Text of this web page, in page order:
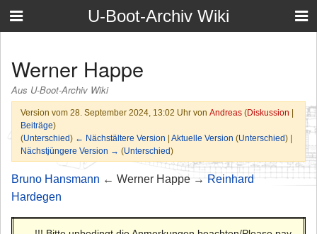
U-Boot-Archiv Wiki
Werner Happe
Aus U-Boot-Archiv Wiki
Version vom 28. September 2024, 13:02 Uhr von Andreas (Diskussion |
Beiträge)
(Unterschied) ← Nächstältere Version | Aktuelle Version (Unterschied) |
Nächstjüngere Version → (Unterschied)
Bruno Hansmann ← Werner Happe → Reinhard
Hardegen